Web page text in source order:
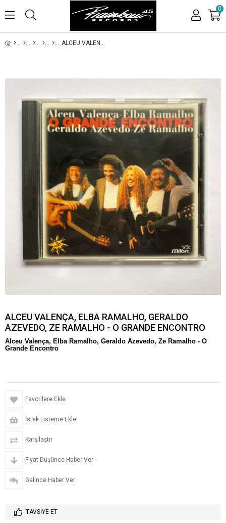
0
ALCEU VALENÇA, ELBA RAMALHO, GERALDO AZEVEDO, ZE RAMALHO - O GRANDE ENCONTRO
ALCEU VALENÇA, ELBA RAMALHO, GERALDO
AZEVEDO, ZE RAMALHO - O GRANDE ENCONTRO
Alceu Valença, Elba Ramalho, Geraldo Azevedo, Ze Ramalho - O
Grande Encontro
Favorilere Ekle
İstek Listeme Ekle
Karşılaştır
Fiyat Düşünce Haber Ver
Gelince Haber Ver
TAVSIYE ET